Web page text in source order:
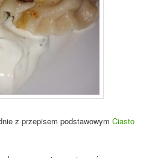
z przepisem podstawowymCiasto